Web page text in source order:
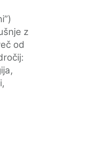
z
od